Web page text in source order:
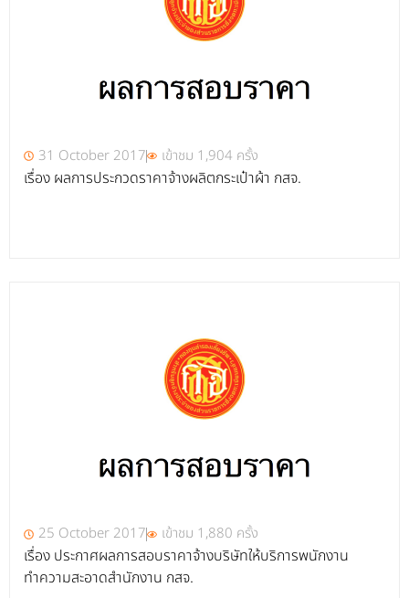
31 October 2017 เข้าชม 1,904 ครั้ง
เรื่อง ผลการประกวดราคาจ้างผลิตกระเป๋าผ้า กสจ.
25 October 2017 เข้าชม 1,880 ครั้ง
เรื่อง ประกาศผลการสอบราคาจ้างบริษัทให้บริการพนักงาน
ทำความสะอาดสำนักงาน กสจ.